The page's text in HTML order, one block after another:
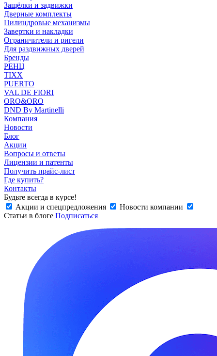
Защёлки и задвижки
Дверные комплекты
Цилиндровые механизмы
Завертки и накладки
Ограничители и ригели
Для раздвижных дверей
Бренды
РЕНЦ
TIXX
PUERTO
VAL DE FIORI
ORO&ORO
DND By Martinelli
Компания
Новости
Блог
Акции
Вопросы и ответы
Лицензии и патенты
Получить прайс-лист
Где купить?
Контакты
Будьте всегда в курсе!
Акции и спецпредложения
Новости компании
Статьи в блоге Подписаться